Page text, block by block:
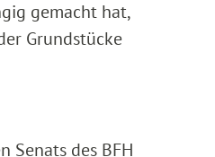
gemacht hat,
Grundstücke
Senats des BFH